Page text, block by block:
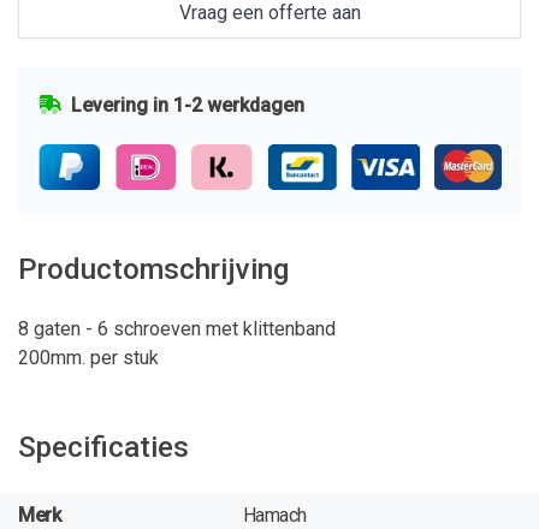
Vraag een offerte aan
Levering in 1-2 werkdagen
Productomschrijving
8 gaten - 6 schroeven met klittenband
200mm. per stuk
Specificaties
Merk Hamach